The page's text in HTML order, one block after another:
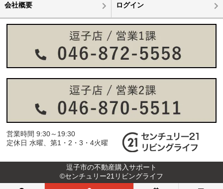
会社概要 ログイン
営業時間 9:30～19:30
定休日 水曜、第1・2・3・4火曜
逗子市の不動産購入サポート
©センチュリー21リビングライフ